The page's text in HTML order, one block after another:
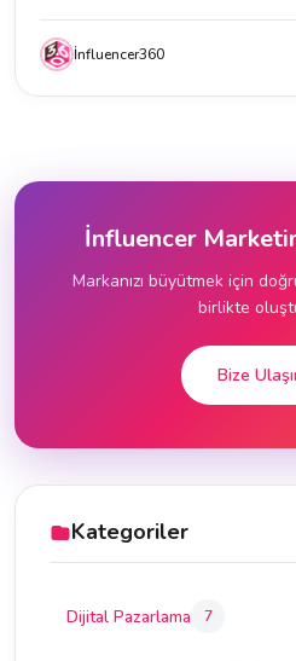
İnfluencer360
İnfluencer
Markanızı büyütmek için
birlikte
Bize
Kategoriler
Dijital Pazarlama 7